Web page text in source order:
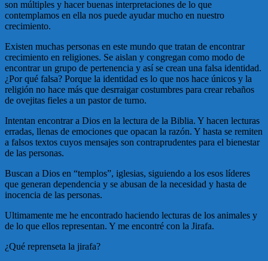
son múltiples y hacer buenas interpretaciones de lo que
contemplamos en ella nos puede ayudar mucho en nuestro
crecimiento.
Existen muchas personas en este mundo que tratan de encontrar
crecimiento en religiones. Se aislan y congregan como modo de
encontrar un grupo de pertenencia y así se crean una falsa identidad.
¿Por qué falsa? Porque la identidad es lo que nos hace únicos y la
religión no hace más que desrraigar costumbres para crear rebaños
de ovejitas fieles a un pastor de turno.
Intentan encontrar a Dios en la lectura de la Biblia. Y hacen lecturas
erradas, llenas de emociones que opacan la razón. Y hasta se remiten
a falsos textos cuyos mensajes son contraprudentes para el bienestar
de las personas.
Buscan a Dios en “templos”, iglesias, siguiendo a los esos líderes
que generan dependencia y se abusan de la necesidad y hasta de
inocencia de las personas.
Ultimamente me he encontrado haciendo lecturas de los animales y
de lo que ellos representan. Y me encontré con la Jirafa.
¿Qué reprenseta la jirafa?